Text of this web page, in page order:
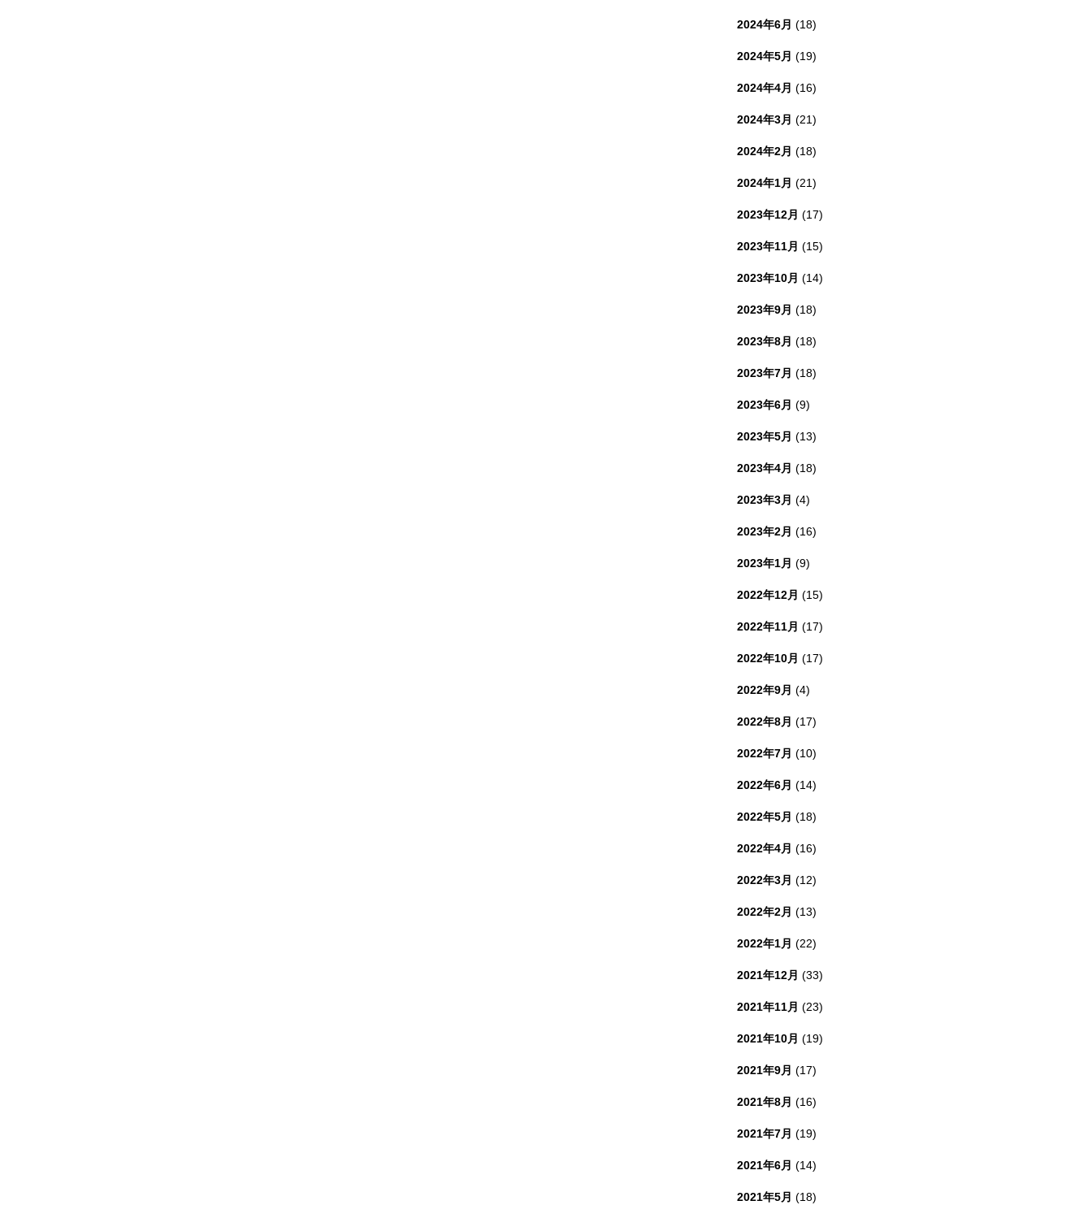
2024年6月 (18)
2024年5月 (19)
2024年4月 (16)
2024年3月 (21)
2024年2月 (18)
2024年1月 (21)
2023年12月 (17)
2023年11月 (15)
2023年10月 (14)
2023年9月 (18)
2023年8月 (18)
2023年7月 (18)
2023年6月 (9)
2023年5月 (13)
2023年4月 (18)
2023年3月 (4)
2023年2月 (16)
2023年1月 (9)
2022年12月 (15)
2022年11月 (17)
2022年10月 (17)
2022年9月 (4)
2022年8月 (17)
2022年7月 (10)
2022年6月 (14)
2022年5月 (18)
2022年4月 (16)
2022年3月 (12)
2022年2月 (13)
2022年1月 (22)
2021年12月 (33)
2021年11月 (23)
2021年10月 (19)
2021年9月 (17)
2021年8月 (16)
2021年7月 (19)
2021年6月 (14)
2021年5月 (18)